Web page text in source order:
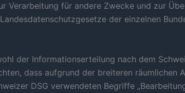
Verarbeitung für andere Zwecke und zur
der einzelnen
der Informationserteilung nach dem
dass aufgrund der breiteren räumlichen
DSG verwendeten Begriffe